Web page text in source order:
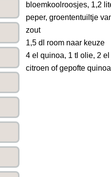
bloemkoolroosjes, 1,2
peper, groententuiltje
zout
1,5 dl room naar keuze
4 el quinoa, 1 tl olie, 2
citroen of gepofte